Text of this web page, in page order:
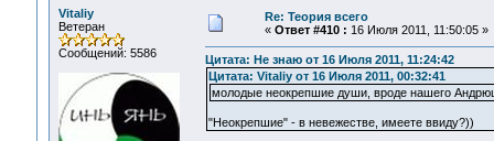
Vitaliy
Ветеран
Сообщений: 5586
Re: Теория всего
« Ответ #410 : 16 Июля 2011, 11:50:05 »
Цитата: Не знаю от 16 Июля 2011, 11:24:42
Цитата: Vitaliy от 16 Июля 2011, 00:32:41
молодые неокрепшие души, вроде нашего
"Неокрепшие" - в невежестве, имеете ввиду?))